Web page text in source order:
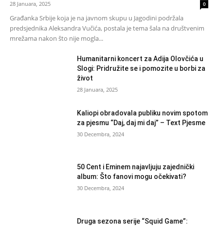
28 Januara, 2025 0
Građanka Srbije koja je na javnom skupu u Jagodini podržala
predsjednika Aleksandra Vučića, postala je tema šala na društvenim
mrežama nakon što nije mogla...
Humanitarni koncert za Adija Olovčića u
Slogi: Pridružite se i pomozite u borbi za
život
28 Januara, 2025
Kaliopi obradovala publiku novim spotom
za pjesmu “Daj, daj mi daj” – Text Pjesme
30 Decembra, 2024
50 Cent i Eminem najavljuju zajednički
album: Što fanovi mogu očekivati?
30 Decembra, 2024
Druga sezona serije “Squid Game”: